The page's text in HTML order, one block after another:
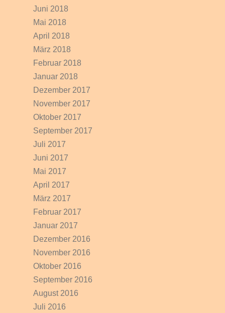
Juni 2018
Mai 2018
April 2018
März 2018
Februar 2018
Januar 2018
Dezember 2017
November 2017
Oktober 2017
September 2017
Juli 2017
Juni 2017
Mai 2017
April 2017
März 2017
Februar 2017
Januar 2017
Dezember 2016
November 2016
Oktober 2016
September 2016
August 2016
Juli 2016